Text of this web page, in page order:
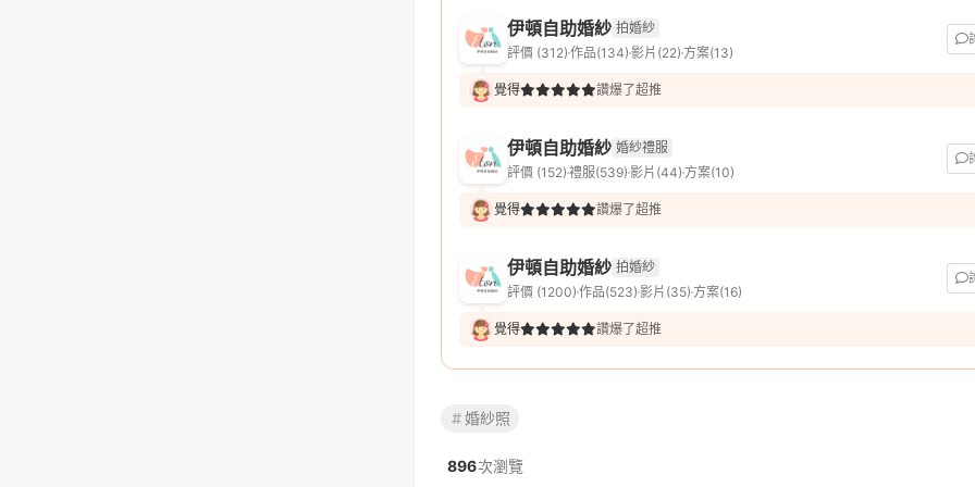
伊頓自助婚紗 拍婚紗
評價 (312) 作品(134) 影片(22) 方案(13)
覺得 讚爆了超推
伊頓自助婚紗 婚紗禮服
評價 (152) 禮服(539) 影片(44) 方案(10)
覺得 讚爆了超推
伊頓自助婚紗 拍婚紗
評價 (1200) 作品(523) 影片(35) 方案(16)
覺得 讚爆了超推
婚紗照
896次瀏覽